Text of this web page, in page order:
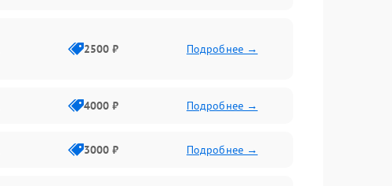
2500 ₽ Подробнее →
4000 ₽ Подробнее →
3000 ₽ Подробнее →